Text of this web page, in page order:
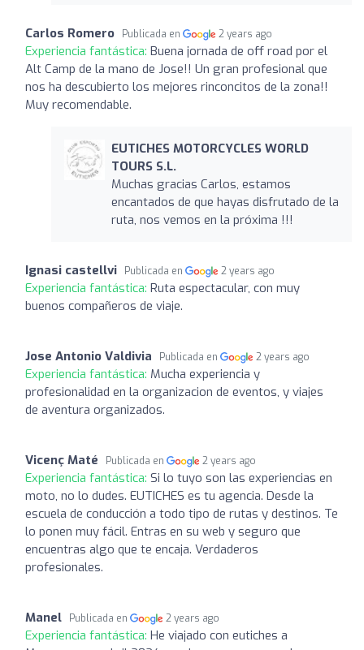
Carlos Romero Publicada en 2 years ago
Experiencia fantástica: Buena jornada de off road por el
Alt Camp de la mano de Jose!! Un gran profesional que
nos ha descubierto los mejores rinconcitos de la zona!!
Muy recomendable.
EUTICHES MOTORCYCLES WORLD
TOURS S.L.
Muchas gracias Carlos, estamos
encantados de que hayas disfrutado de la
ruta, nos vemos en la próxima !!!
Ignasi castellvi Publicada en 2 years ago
Experiencia fantástica: Ruta espectacular, con muy
buenos compañeros de viaje.
Jose Antonio Valdivia Publicada en 2 years ago
Experiencia fantástica: Mucha experiencia y
profesionalidad en la organizacion de eventos, y viajes
de aventura organizados.
Vicenç Maté Publicada en 2 years ago
Experiencia fantástica: Si lo tuyo son las experiencias en
moto, no lo dudes. EUTICHES es tu agencia. Desde la
escuela de conducción a todo tipo de rutas y destinos. Te
lo ponen muy fácil. Entras en su web y seguro que
encuentras algo que te encaja. Verdaderos
profesionales.
Manel Publicada en 2 years ago
Experiencia fantástica: He viajado con eutiches a